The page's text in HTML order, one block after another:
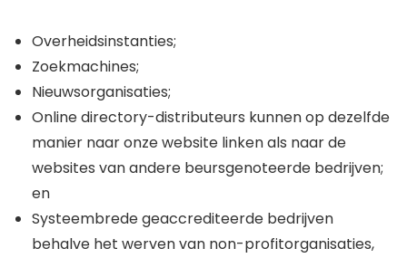
Overheidsinstanties;
Zoekmachines;
Nieuwsorganisaties;
Online directory-distributeurs kunnen op dezelfde
manier naar onze website linken als naar de
websites van andere beursgenoteerde bedrijven;
en
Systeembrede geaccrediteerde bedrijven
behalve het werven van non-profitorganisaties,